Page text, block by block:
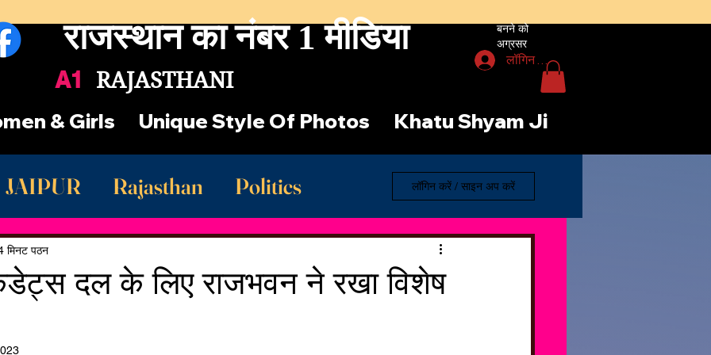
राजस्थान का नंबर 1 मीडिया
बनने को
अग्रसर
A1 RAJASTHANI
लॉगिन करें
& Girls Unique Style Of Photos Khatu Shyam Ji
JAIPUR Rajasthan Politics
Rajasthan News
लॉगिन करें / साइन अप करें
दल के लिए राजभवन ने रखा विशेष
मिनट पठन